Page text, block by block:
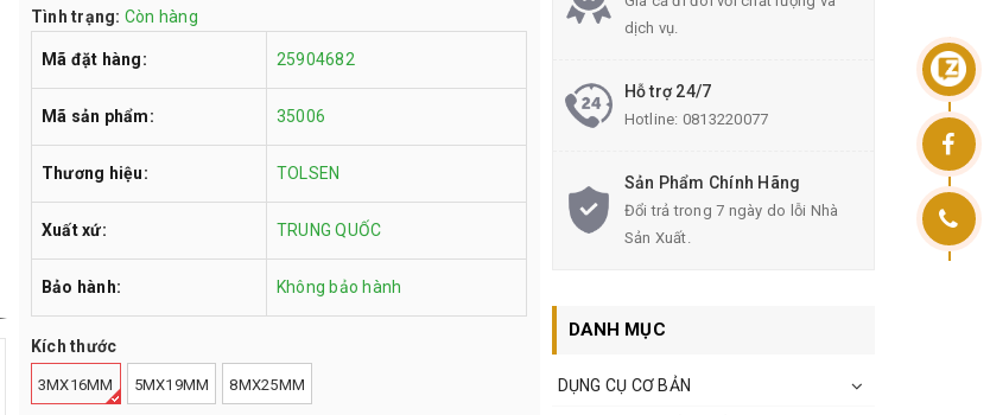
Tình trạng: Còn hàng
Mã đặt hàng: 25904682
Mã sản phẩm: 35006
Thương hiệu: TOLSEN
Xuất xứ: TRUNG QUỐC
Bảo hành: Không bảo hành
Kích thước
3MX16MM 5MX19MM 8MX25MM
dịch vụ.
Hỗ trợ 24/7
Hotline: 0813220077
Sản Phẩm Chính Hãng
Đổi trả trong 7 ngày do lỗi Nhà
Sản Xuất.
DANH MỤC
DỤNG CỤ CƠ BẢN